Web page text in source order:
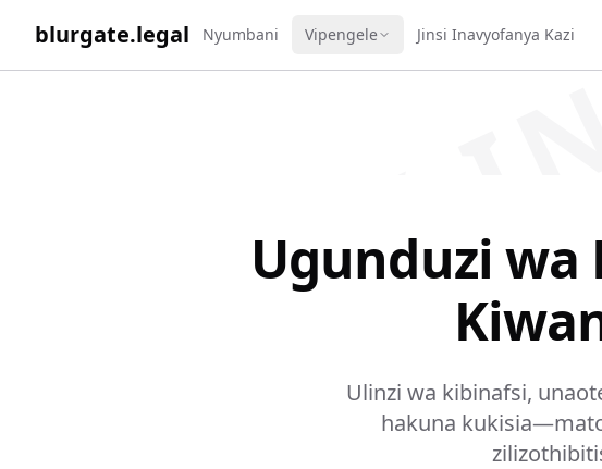
blurgate.legal Nyumbani Vipengele Jinsi Inavyofanya Kazi
Ugunduzi wa
Ulinzi wa kibinafsi,
hakuna